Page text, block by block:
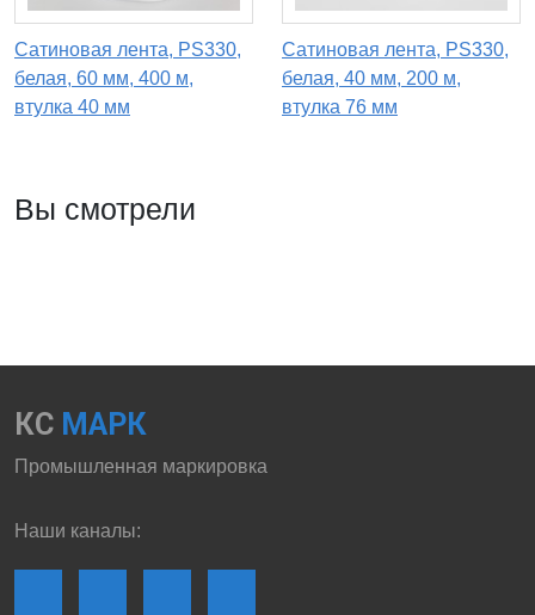
Сатиновая лента, PS330,
белая, 60 мм, 400 м,
втулка 40 мм
Сатиновая лента, PS330,
белая, 40 мм, 200 м,
втулка 76 мм
Вы смотрели
КС МАРК
Промышленная маркировка
Наши каналы: